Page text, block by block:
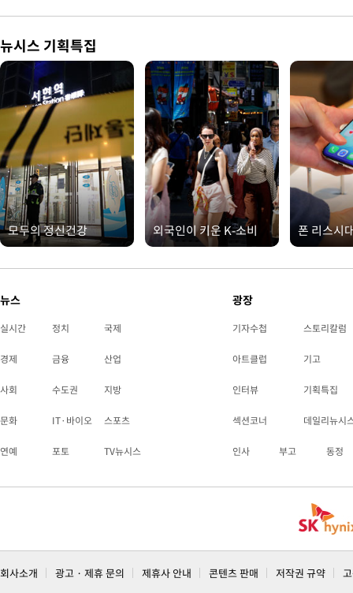
뉴시스 기획특집
모두의 정신건강 외국인이 키운 K-소비 폰 리스시
뉴스
실시간 정치 국제
경제 금융 산업
사회 수도권 지방
문화 IT·바이오 스포츠
연예 포토 TV뉴시스
광장
기자수첩 스토리칼럼
아트클럽 기고
인터뷰 기획특집
섹션코너 데일리뉴시
인사 부고 동정
회사소개 광고 · 제휴 문의 제휴사 안내 콘텐츠 판매 저작권 규약